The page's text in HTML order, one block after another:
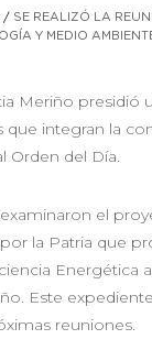
/ SE REALIZÓ LA
Y MEDIO
Meriño presidió
que integran la
Orden del Día.
el
la Patria que
Energética
Este
reuniones.